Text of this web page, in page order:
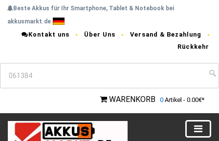
Beste Akkus für Ihr Smartphone, Tablet & Notebook bei
akkusmarkt.de
Kontakt uns Über Uns
Versand & Bezahlung
Rückkehr
WARENKORB 0 Artikel - 0.00€*